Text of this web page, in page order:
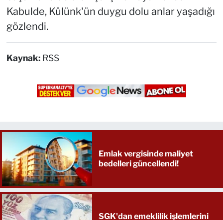
Kabulde, Külünk'ün duygu dolu anlar yaşadığı
gözlendi.
Kaynak: RSS
Emlak vergisinde maliyet
bedelleri güncellendi!
SGK'dan emeklilik işlemlerini